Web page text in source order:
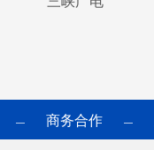
— 商务合作 —